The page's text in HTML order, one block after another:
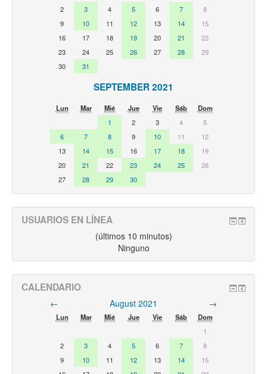
2
3 4 5 6 7
8
9
10 11 12 13 14
15
16
17 18 19 20 21
22
23
24 25 26 27 28
29
30
31
SEPTEMBER 2021
Lun Mar Mié Jue Vie Sáb
Dom
1
2 3 4
5
6
7 8 9 10 11
12
13
14 15 16 17 18
19
20
21 22 23 24 25
26
27
28 29 30
USUARIOS EN LÍNEA
(últimos 10 minutos)
Ninguno
CALENDARIO
← August 2021 →
Lun Mar Mié Jue Vie Sáb
Dom
1
2
3 4 5 6 7
8
9
10 11 12 13 14
15